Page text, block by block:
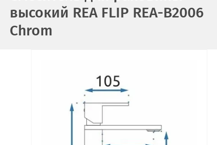
высокий REA FLIP REA-B2006
Chrom